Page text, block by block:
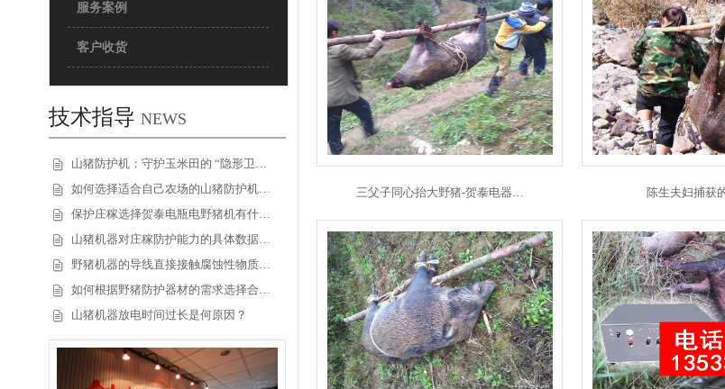
服务案例
客户收货
技术指导 NEWS
山猪防护机：守护玉米田的 “隐形卫…
如何选择适合自己农场的山猪防护机…
保护庄稼选择贺泰电瓶电野猪机有什…
山猪机器对庄稼防护能力的具体数据…
野猪机器的导线直接接触腐蚀性物质…
如何根据野猪防护器材的需求选择合…
山猪机器放电时间过长是何原因？
三父子同心抬大野猪-贺泰电器… 陈生夫妇捕获